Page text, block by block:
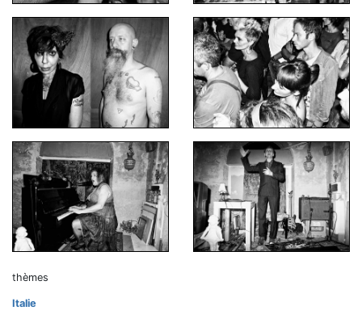
thèmes
Italie